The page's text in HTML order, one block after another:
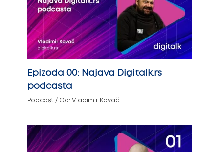
Epizoda 00: Najava Digitalk.rs
podcasta
Podcast / Od: Vladimir Kovač